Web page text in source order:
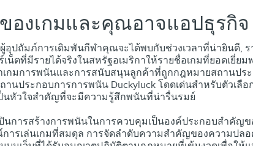
องเกมและคุณอาจแอปธุรกิจ
อุปถัมภ์การเดิมพันกีฬาคุณจะได้พบกับช่วงเวลาที่น่ายินดี, ร
เน็ตที่มีรายได้จริงในสหรัฐอเมริกาให้รายชื่อเกมที่ยอดเ
เกมการพนันและการสนับสนุนลูกค้าที่ถูกกฎหมายสถานป
านประกอบการการพนัน Duckyluck โดดเด่นสำหรับตัว
นหัวใจสำคัญที่จะมีความรู้สึกพนันที่น่ารื่นรมย์
การสร้างการพนันในการควบคุมเป็นองค์ประกอบสำคัญ
ารเล่นเกมที่สมดุล การจัดลำดับความสำคัญของความป